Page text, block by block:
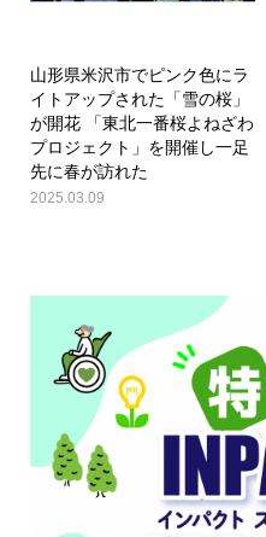
山形県米沢市でピンク色にラ
イトアップされた「雪の桜」
が開花 「東北一番桜よねざわ
プロジェクト」を開催し一足
先に春が訪れた
2025.03.09